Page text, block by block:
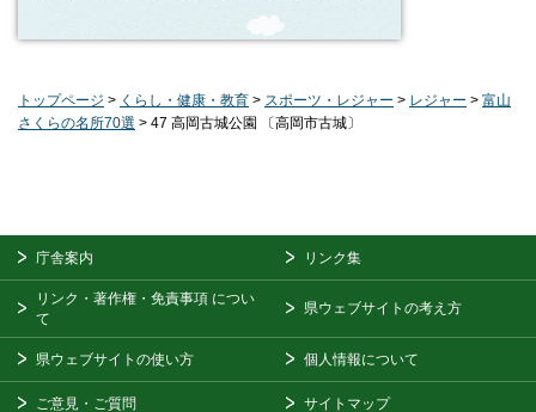
トップページ > くらし・健康・教育 > スポーツ・レジャー > レジャー > 富山
さくらの名所70選 > 47 高岡古城公園 〔高岡市古城〕
庁舎案内 リンク集
リンク・著作権・免責事項 につい
て
県ウェブサイトの考え方
県ウェブサイトの使い方 個人情報について
ご意見・ご質問 サイトマップ